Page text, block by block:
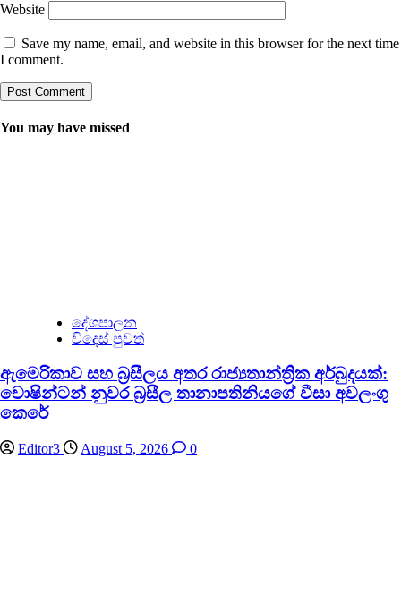
Website
Save my name, email, and website in this browser for the next time
I comment.
You may have missed
දේශපාලන
විදෙස් පුවත්
ඇමෙරිකාව සහ බ්‍රසීලය අතර රාජ්‍යතාන්ත්‍රික අර්බුදයක්:
වොෂින්ටන් නුවර බ්‍රසීල තානාපතිනියගේ වීසා අවලංගු
කෙරේ
Editor3 August 5, 2026 0